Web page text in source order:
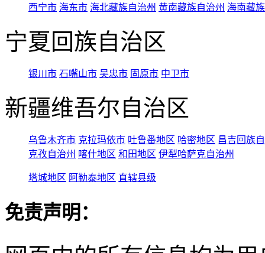
西宁市 海东市 海北藏族自治州 黄南藏族自治州 海南藏
宁夏回族自治区
银川市 石嘴山市 吴忠市 固原市 中卫市
新疆维吾尔自治区
乌鲁木齐市 克拉玛依市 吐鲁番地区 哈密地区 昌吉回族
克孜自治州 喀什地区 和田地区 伊犁哈萨克自治州
塔城地区 阿勒泰地区 直辖县级
免责声明：